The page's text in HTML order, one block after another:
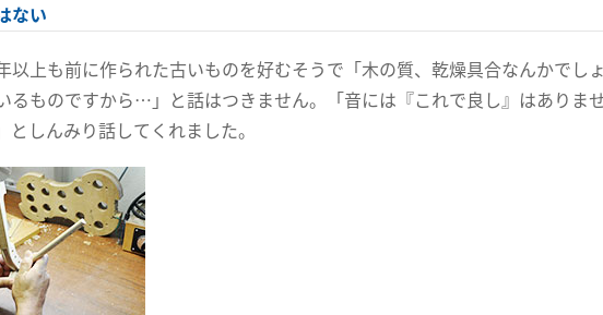
ない
以上も前に作られた古いものを好むそうで「木の質、乾燥具合なんかでし
るものですから…」と話はつきません。「音には『これで良し』はありま
としんみり話してくれました。